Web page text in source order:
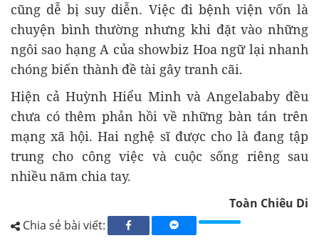
cũng dễ bị suy diễn. Việc đi bệnh viện vốn là
chuyện bình thường nhưng khi đặt vào những
ngôi sao hạng A của showbiz Hoa ngữ lại nhanh
chóng biến thành đề tài gây tranh cãi.
Hiện cả Huỳnh Hiểu Minh và Angelababy đều
chưa có thêm phản hồi về những bàn tán trên
mạng xã hội. Hai nghệ sĩ được cho là đang tập
trung cho công việc và cuộc sống riêng sau
nhiều năm chia tay.
Toàn Chiêu Di
Chia sẻ bài viết: